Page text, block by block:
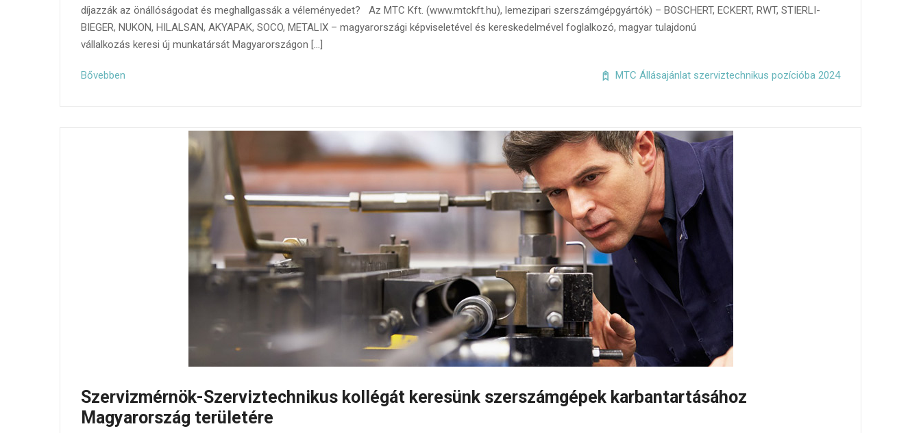
díjazzák az önállóságodat és meghallgassák a véleményedet? Az MTC Kft. (www.mtckft.hu), lemezipari szerszámgépgyártók) – BOSCHERT, ECKERT, RWT, STIERLI-
BIEGER, NUKON, HILALSAN, AKYAPAK, SOCO, METALIX – magyarországi képviseletével és kereskedelmével foglalkozó, magyar tulajdonú
vállalkozás keresi új munkatársát Magyarországon […]
Bővebben MTC Állásajánlat szerviztechnikus pozícióba 2024
Szervizmérnök-Szerviztechnikus kollégát keresünk szerszámgépek karbantartásához
Magyarország területére